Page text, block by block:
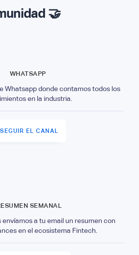
🤝
WHATSAPP
Whatsapp donde contamos todos los
en la industria.
SEGUIR EL CANAL
SEMANAL
envíamos a tu email un resumen con
en el ecosistema Fintech.